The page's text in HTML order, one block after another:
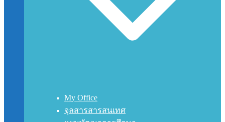
My Office
จุลสารสารสนเทศ